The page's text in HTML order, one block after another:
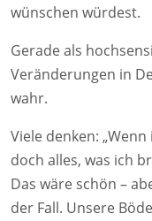
wünschen würdest.
Gerade als
Veränderungen in
wahr.
Viele denken:
doch alles, was ich
Das wäre schön –
der Fall. Unsere